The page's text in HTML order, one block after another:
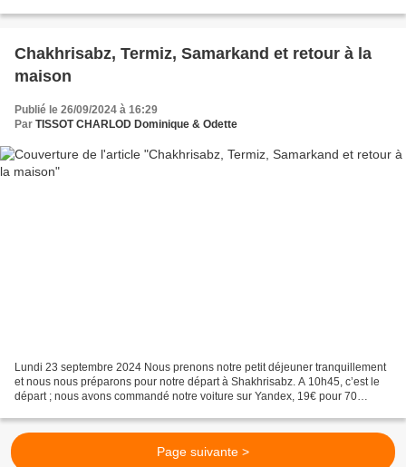
Chakhrisabz, Termiz, Samarkand et retour à la
maison
Publié le 26/09/2024 à 16:29
Par TISSOT CHARLOD Dominique & Odette
Lundi 23 septembre 2024 Nous prenons notre petit déjeuner tranquillement
et nous nous préparons pour notre départ à Shakhrisabz. A 10h45, c’est le
départ ; nous avons commandé notre voiture sur Yandex, 19€ pour 70
Page suivante >